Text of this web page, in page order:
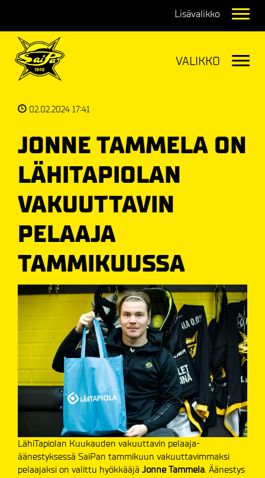
02.02.2024 17:41
JONNE TAMMELA ON
LÄHITAPIOLAN
VAKUUTTAVIN
PELAAJA
TAMMIKUUSSA
LähiTapiolan Kuukauden vakuuttavin pelaaja-
äänestyksessä SaiPan tammikuun vakuuttavimmaksi
pelaajaksi on valittu hyökkääjä Jonne Tammela. Äänestys